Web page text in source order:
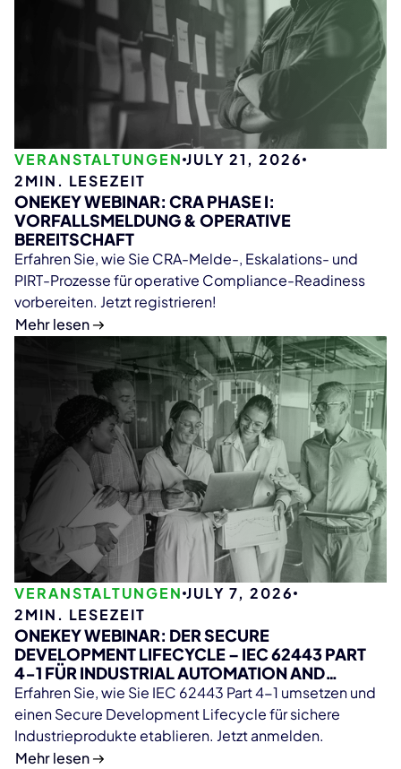
VERANSTALTUNGEN JULY 21, 2026
2MIN. LESEZEIT
ONEKEY WEBINAR: CRA PHASE I:
VORFALLSMELDUNG & OPERATIVE
BEREITSCHAFT
Erfahren Sie, wie Sie CRA-Melde-, Eskalations- und
PIRT-Prozesse für operative Compliance-Readiness
vorbereiten. Jetzt registrieren!
Mehr lesen
VERANSTALTUNGEN JULY 7, 2026
2MIN. LESEZEIT
ONEKEY WEBINAR: DER SECURE
DEVELOPMENT LIFECYCLE – IEC 62443 PART
4-1 FÜR INDUSTRIAL AUTOMATION AND
CONTROL SYSTEMS
Erfahren Sie, wie Sie IEC 62443 Part 4-1 umsetzen und
einen Secure Development Lifecycle für sichere
Industrieprodukte etablieren. Jetzt anmelden.
Mehr lesen